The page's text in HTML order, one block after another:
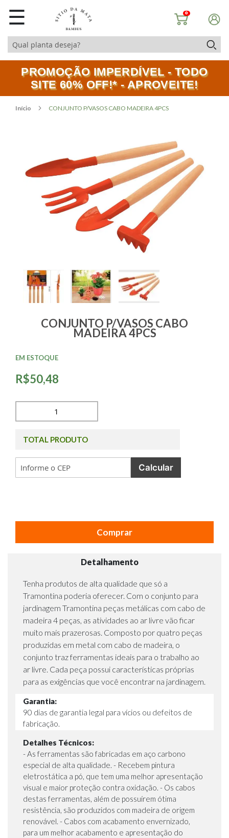
☰ 0
PROMOÇÃO IMPERDÍVEL - TODO
SITE 60% OFF!* - APROVEITE!
Início CONJUNTO P/VASOS CABO MADEIRA 4PCS
Galeria
de
imagens
CONJUNTO P/VASOS CABO
MADEIRA 4PCS
R$50,48
EM ESTOQUE
TOTAL PRODUTO
Calcular
Comprar
Detalhamento
Tenha produtos de alta qualidade que só a
Tramontina poderia oferecer. Com o conjunto para
jardinagem Tramontina peças metálicas com cabo de
madeira 4 peças, as atividades ao ar livre vão ficar
muito mais prazerosas. Composto por quatro peças
produzidas em metal com cabo de madeira, o
conjunto traz ferramentas ideais para o trabalho ao
ar livre. Cada peça possui características próprias
para as exigências que você encontrar na jardinagem.
Garantia:
90 dias de garantia legal para vícios ou defeitos de
fabricação.
Detalhes Técnicos:
- As ferramentas são fabricadas em aço carbono
especial de alta qualidade. - Recebem pintura
eletrostática a pó, que tem uma melhor apresentação
visual e maior proteção contra oxidação. - Os cabos
destas ferramentas, além de possuírem ótima
resistência, são produzidos com madeira de origem
renovável. - Cabos com acabamento envernizado,
para um melhor acabamento e apresentação do